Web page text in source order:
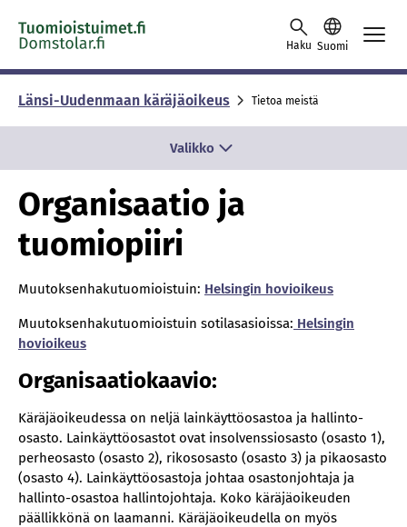
Skip to content -saavutettavuusohje
Haku Suomi
Länsi-Uudenmaan käräjäoikeus Tietoa meistä
Valikko
Organisaatio ja
tuomiopiiri
Muutoksenhakutuomioistuin: Helsingin hovioikeus
Muutoksenhakutuomioistuin sotilasasioissa: Helsingin
hovioikeus
Organisaatiokaavio:
Käräjäoikeudessa on neljä lainkäyttöosastoa ja hallinto-
osasto. Lainkäyttöosastot ovat insolvenssiosasto (osasto 1),
perheosasto (osasto 2), rikososasto (osasto 3) ja pikaosasto
(osasto 4). Lainkäyttöosastoja johtaa osastonjohtaja ja
hallinto-osastoa hallintojohtaja. Koko käräjäoikeuden
päällikkönä on laamanni. Käräjäoikeudella on myös